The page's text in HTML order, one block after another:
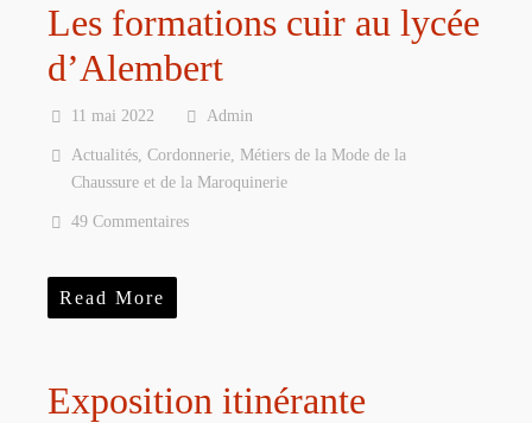
Les formations cuir au lycée
d’Alembert
11 mai 2022 Admin
Actualités Cordonnerie Métiers de la Mode de la
Chaussure et de la Maroquinerie
49 Commentaires
Read More
Exposition itinérante